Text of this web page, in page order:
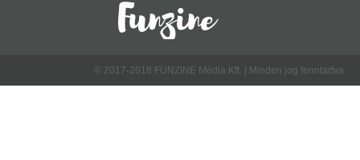
© 2017-2018 FUNZINE Média Kft. | Minden jog fenntartva